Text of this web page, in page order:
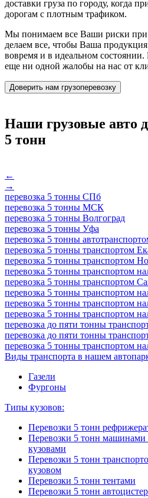
доставки груза по городу, когда
дорогам с плотным трафиком.
Мы понимаем все Ваши риски при
делаем все, чтобы Ваша продукция
вовремя и в идеальном
еще ни одной жалобы на нас от
Доверить нам грузоперевозку
Наши грузовые авто
5 тонн
←
→
перевозка 5 тонны СПб
перевозка 5 тонны МСК
перевозка 5 тонны Волгоград
перевозка 5 тонны Уфа
перевозка 5 тонны
перевозка 5 тонны транспортом
перевозка 5 тонны транспортом
перевозка 5 тонны транспортом
перевозка 5 тонны транспортом
перевозка 5 тонны транспортом
перевозка 5 тонны транспортом
перевозка 5 тонны транспортом
перевозка до пяти тонны
перевозка до пяти тонны
перевозка 5 тонны транспортом
Виды транспорта в нашем
Газели
Фургоны
Типы кузовов:
Перевозки 5 тонн
Перевозки 5 тонн машинами
кузовами
Перевозки 5 тонн
кузовом
Перевозки 5 тонн тентами
Перевозки 5 тонн